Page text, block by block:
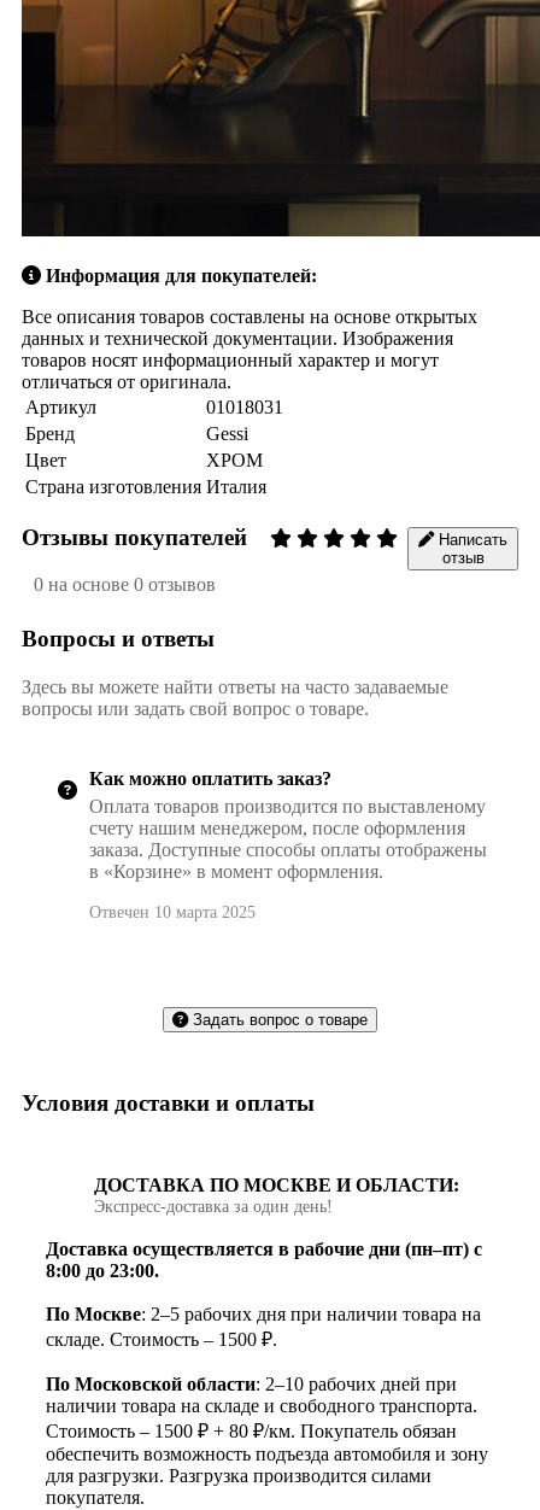
Информация для покупателей:
Все описания товаров составлены на основе открытых
данных и технической документации. Изображения
товаров носят информационный характер и могут
отличаться от оригинала.
Артикул
01018031
Бренд
Gessi
Цвет
ХРОМ
Страна изготовления Италия
Отзывы покупателей
0 на основе 0 отзывов
Написать
отзыв
Вопросы и ответы
Здесь вы можете найти ответы на часто задаваемые
вопросы или задать свой вопрос о товаре.
Как можно оплатить заказ?
Оплата товаров производится по выставленому
счету нашим менеджером, после оформления
заказа. Доступные способы оплаты отображены
в «Корзине» в момент оформления.
Отвечен 10 марта 2025
Задать вопрос о товаре
Условия доставки и оплаты
ДОСТАВКА ПО МОСКВЕ И ОБЛАСТИ:
Экспресс‑доставка за один день!
Доставка осуществляется в рабочие дни (пн–пт) с
8:00 до 23:00.
По Москве: 2–5 рабочих дня при наличии товара на
складе. Стоимость – 1500 ₽.
По Московской области: 2–10 рабочих дней при
наличии товара на складе и свободного транспорта.
Стоимость – 1500 ₽ + 80 ₽/км. Покупатель обязан
обеспечить возможность подъезда автомобиля и зону
для разгрузки. Разгрузка производится силами
покупателя.